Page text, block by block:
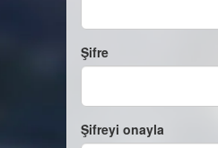
Şifre
Şifreyi onayla